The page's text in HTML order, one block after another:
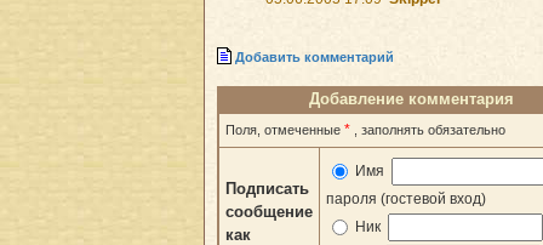
Добавить комментарий
Добавление комментария
Поля, отмеченные * , заполнять обязательно
Подписать
сообщение
как
Имя
пароля (гостевой вход)
Ник